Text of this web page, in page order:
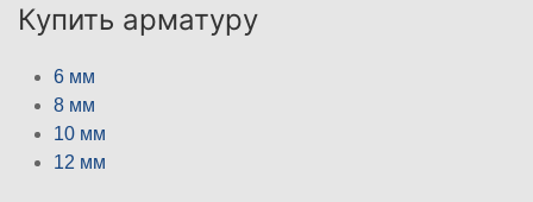
Купить арматуру
6 мм
8 мм
10 мм
12 мм